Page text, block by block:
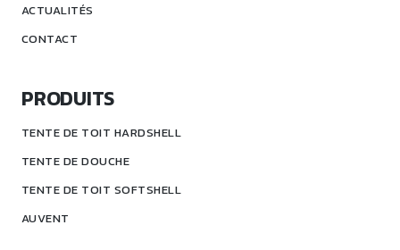
ACTUALITÉS
CONTACT
PRODUITS
TENTE DE TOIT HARDSHELL
TENTE DE DOUCHE
TENTE DE TOIT SOFTSHELL
AUVENT